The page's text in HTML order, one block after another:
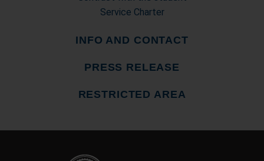
Service Charter
INFO AND CONTACT
PRESS RELEASE
RESTRICTED AREA